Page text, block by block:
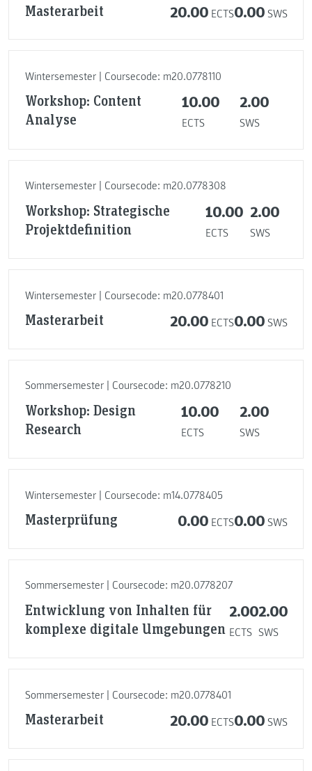
Masterarbeit 20.00 ECTS0.00 SWS
Wintersemester | Coursecode: m20.0778110
Workshop: Content
Analyse
10.00
ECTS
2.00
SWS
Wintersemester | Coursecode: m20.0778308
Workshop: Strategische
Projektdefinition
10.00
ECTS
2.00
SWS
Wintersemester | Coursecode: m20.0778401
Masterarbeit 20.00 ECTS0.00 SWS
Sommersemester | Coursecode: m20.0778210
Workshop: Design
Research
10.00
ECTS
2.00
SWS
Wintersemester | Coursecode: m14.0778405
Masterprüfung 0.00 ECTS0.00 SWS
Sommersemester | Coursecode: m20.0778207
Entwicklung von Inhalten für
komplexe digitale Umgebungen
2.00
ECTS
2.00
SWS
Sommersemester | Coursecode: m20.0778401
Masterarbeit 20.00 ECTS0.00 SWS